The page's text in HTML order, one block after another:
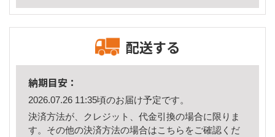
配送する
納期目安：
2026.07.26 11:35頃のお届け予定です。
決済方法が、クレジット、代金引換の場合に限りま
す。その他の決済方法の場合はこちら をご確認くだ